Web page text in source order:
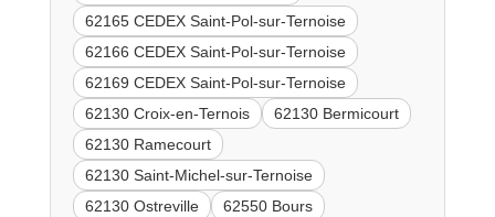
62165 CEDEX Saint-Pol-sur-Ternoise
62166 CEDEX Saint-Pol-sur-Ternoise
62169 CEDEX Saint-Pol-sur-Ternoise
62130 Croix-en-Ternois
62130 Bermicourt
62130 Ramecourt
62130 Saint-Michel-sur-Ternoise
62130 Ostreville
62550 Bours